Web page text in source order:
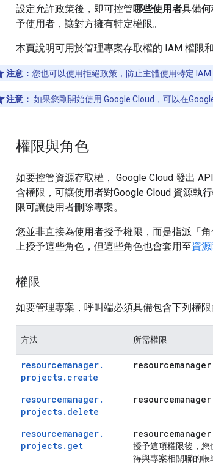
設定允許政策後，即可控管哪些使用者具備
予使用者，讓對方擁有特定權限。
本頁說明可用於管理專案存取權的 IAM 權限
注意： 您也可以使用拒絕政策，防止主體使用特定 IAM
注意： 如果您剛開始使用 Google Cloud，可以在
權限與角色
如要控管資源存取權， Google Cloud 發出
含權限，可讓使用者對Google Cloud 資源執
限可讓使用者刪除專案。
您並非直接為使用者授予權限，而是指派「角
上授予這些角色，但這些角色也會套用至資
權限
如要管理專案，呼叫端必須具備包含下列權
方法 所需權限
resourcemanager.
projects. create
resourcemanager
resourcemanager.
projects. delete
resourcemanager
resourcemanager.
projects. get
resourcemanager
授予這項權限後，您
得與專案相關聯的帳